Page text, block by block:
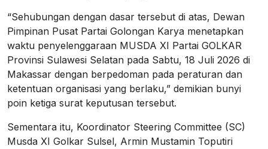
“Sehubungan dengan dasar tersebut di atas, Dewan
Pimpinan Pusat Partai Golongan Karya menetapkan
waktu penyelenggaraan MUSDA XI Partai GOLKAR
Provinsi Sulawesi Selatan pada Sabtu, 18 Juli 2026 di
Makassar dengan berpedoman pada peraturan dan
ketentuan organisasi yang berlaku,” demikian bunyi
poin ketiga surat keputusan tersebut.
Sementara itu, Koordinator Steering Committee (SC)
Musda XI Golkar Sulsel, Armin Mustamin Toputiri